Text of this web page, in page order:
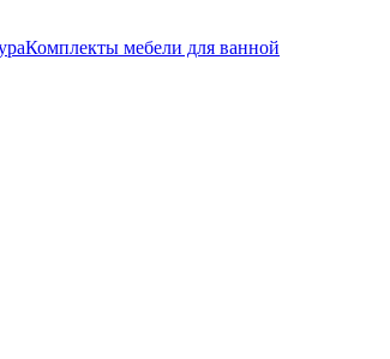
Комплекты мебели для ванной